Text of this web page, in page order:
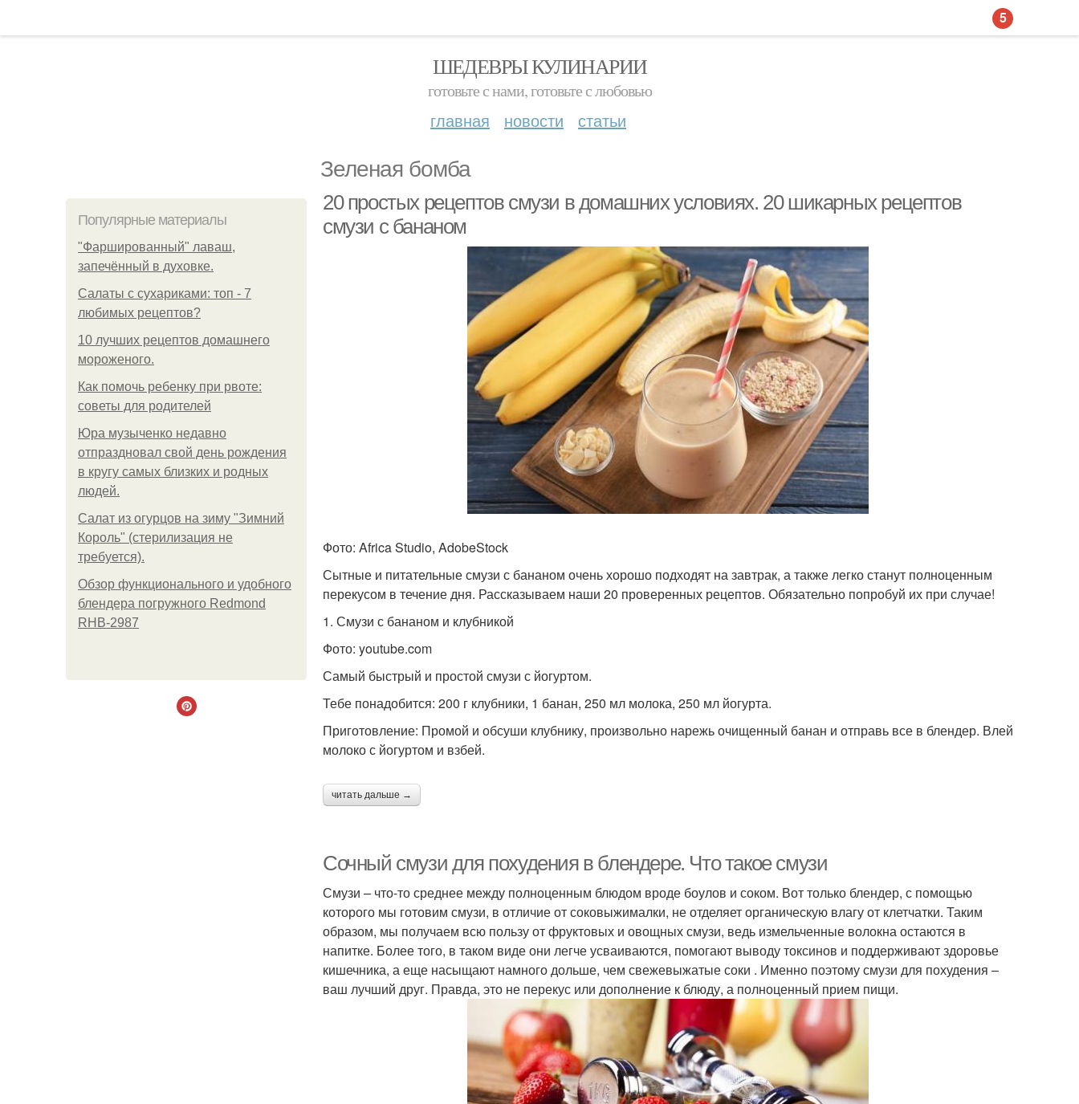
ШЕДЕВРЫ КУЛИНАРИИ
готовьте с нами, готовьте с любовью
главная новости статьи
Зеленая бомба
Популярные материалы
"Фаршированный" лаваш,
запечённый в духовке.
Салаты с сухариками: топ - 7
любимых рецептов?
10 лучших рецептов домашнего
мороженого.
Как помочь ребенку при рвоте:
советы для родителей
Юра музыченко недавно
отпраздновал свой день рождения
в кругу самых близких и родных
людей.
Салат из огурцов на зиму "Зимний
Король" (стерилизация не
требуется).
Обзор функционального и удобного
блендера погружного Redmond
RHB-2987
20 простых рецептов смузи в домашних условиях. 20 шикарных рецептов
смузи с бананом
Фото: Africa Studio, AdobeStock
Сытные и питательные смузи с бананом очень хорошо подходят на завтрак, а также легко станут полноценным
перекусом в течение дня. Рассказываем наши 20 проверенных рецептов. Обязательно попробуй их при случае!
1. Смузи с бананом и клубникой
Фото: youtube.com
Самый быстрый и простой смузи с йогуртом.
Тебе понадобится: 200 г клубники, 1 банан, 250 мл молока, 250 мл йогурта.
Приготовление: Промой и обсуши клубнику, произвольно нарежь очищенный банан и отправь все в блендер. Влей
молоко с йогуртом и взбей.
читать дальше →
Сочный смузи для похудения в блендере. Что такое смузи
Смузи – что-то среднее между полноценным блюдом вроде боулов и соком. Вот только блендер, с помощью
которого мы готовим смузи, в отличие от соковыжималки, не отделяет органическую влагу от клетчатки. Таким
образом, мы получаем всю пользу от фруктовых и овощных смузи, ведь измельченные волокна остаются в
напитке. Более того, в таком виде они легче усваиваются, помогают выводу токсинов и поддерживают здоровье
кишечника, а еще насыщают намного дольше, чем свежевыжатые соки . Именно поэтому смузи для похудения –
ваш лучший друг. Правда, это не перекус или дополнение к блюду, а полноценный прием пищи.
5